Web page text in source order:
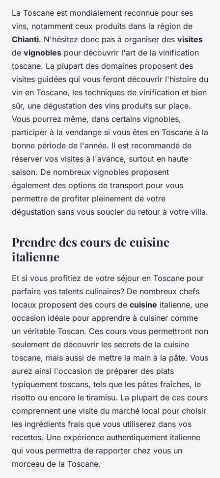
La Toscane est mondialement reconnue pour ses
vins, notamment ceux produits dans la région de
Chianti. N'hésitez donc pas à organiser des visites
de vignobles pour découvrir l'art de la vinification
toscane. La plupart des domaines proposent des
visites guidées qui vous feront découvrir l'histoire du
vin en Toscane, les techniques de vinification et bien
sûr, une dégustation des vins produits sur place.
Vous pourrez même, dans certains vignobles,
participer à la vendange si vous êtes en Toscane à la
bonne période de l'année. Il est recommandé de
réserver vos visites à l'avance, surtout en haute
saison. De nombreux vignobles proposent
également des options de transport pour vous
permettre de profiter pleinement de votre
dégustation sans vous soucier du retour à votre villa.
Prendre des cours de cuisine
italienne
Et si vous profitiez de votre séjour en Toscane pour
parfaire vos talents culinaires? De nombreux chefs
locaux proposent des cours de cuisine italienne, une
occasion idéale pour apprendre à cuisiner comme
un véritable Toscan. Ces cours vous permettront non
seulement de découvrir les secrets de la cuisine
toscane, mais aussi de mettre la main à la pâte. Vous
aurez ainsi l'occasion de préparer des plats
typiquement toscans, tels que les pâtes fraîches, le
risotto ou encore le tiramisu. La plupart de ces cours
comprennent une visite du marché local pour choisir
les ingrédients frais que vous utiliserez dans vos
recettes. Une expérience authentiquement italienne
qui vous permettra de rapporter chez vous un
morceau de la Toscane.